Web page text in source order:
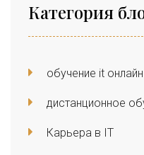
Категория
обучение it онлайн
дистанционное
Карьера в IT